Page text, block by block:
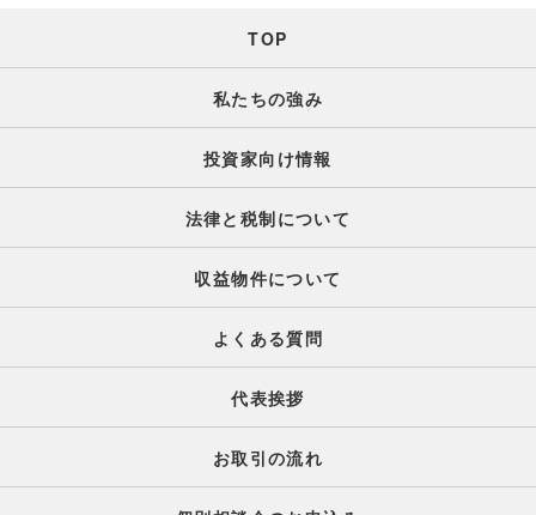
TOP
私たちの強み
投資家向け情報
法律と税制について
収益物件について
よくある質問
代表挨拶
お取引の流れ